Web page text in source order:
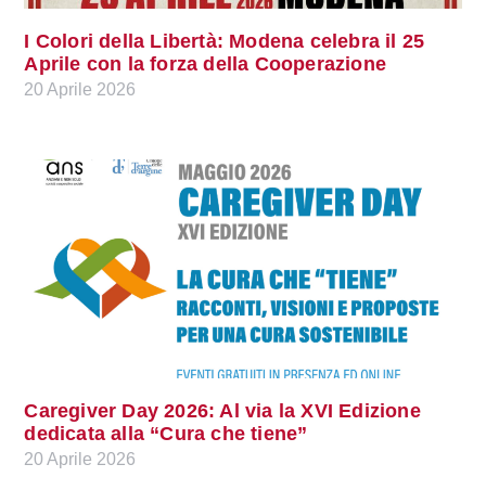
I Colori della Libertà: Modena celebra il 25
Aprile con la forza della Cooperazione
20 Aprile 2026
Caregiver Day 2026: Al via la XVI Edizione
dedicata alla “Cura che tiene”
20 Aprile 2026